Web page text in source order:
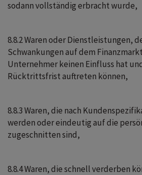
sodann vollständig erbracht wurde,
8.8.2 Waren oder Dienstleistungen,
Schwankungen auf dem
Unternehmer keinen Einfluss hat
Rücktrittsfrist auftreten können,
8.8.3 Waren, die nach
werden oder eindeutig auf die
zugeschnitten sind,
8.8.4 Waren, die schnell verderben